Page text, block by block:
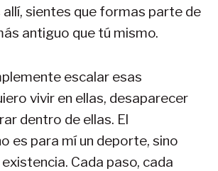
sientes que formas parte de
antiguo que tú mismo.
escalar esas
vivir en ellas, desaparecer
dentro de ellas. El
es para mí un deporte, sino
Cada paso, cada